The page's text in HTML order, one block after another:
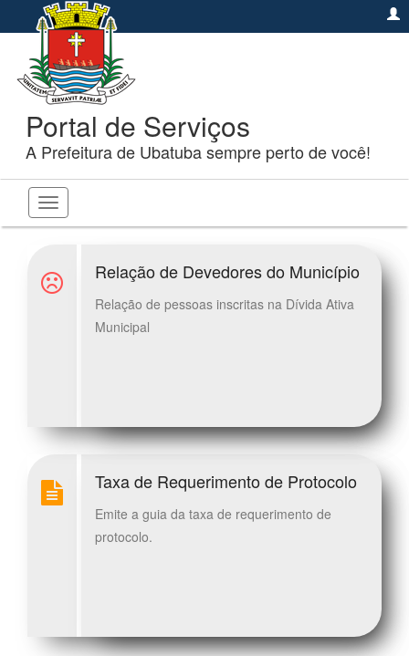
Portal de Serviços
A Prefeitura de Ubatuba sempre perto de você!
Toggle
navigation
Relação de Devedores do Município
Relação de pessoas inscritas na Dívida Ativa
Municipal
Taxa de Requerimento de Protocolo
Emite a guia da taxa de requerimento de
protocolo.